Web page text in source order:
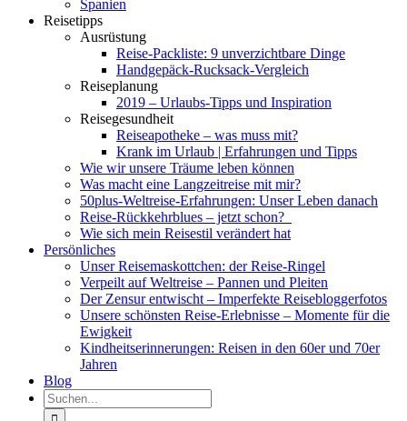
Spanien
Reisetipps
Ausrüstung
Reise-Packliste: 9 unverzichtbare Dinge
Handgepäck-Rucksack-Vergleich
Reiseplanung
2019 – Urlaubs-Tipps und Inspiration
Reisegesundheit
Reiseapotheke – was muss mit?
Krank im Urlaub | Erfahrungen und Tipps
Wie wir unsere Träume leben können
Was macht eine Langzeitreise mit mir?
50plus-Weltreise-Erfahrungen: Unser Leben danach
Reise-Rückkehrblues – jetzt schon?
Wie sich mein Reisestil verändert hat
Persönliches
Unser Reisemaskottchen: der Reise-Ringel
Verpeilt auf Weltreise – Pannen und Pleiten
Der Zensur entwischt – Imperfekte Reisebloggerfotos
Unsere schönsten Reise-Erlebnisse – Momente für die
Ewigkeit
Kindheitserinnerungen: Reisen in den 60er und 70er
Jahren
Blog
Suche
nach: